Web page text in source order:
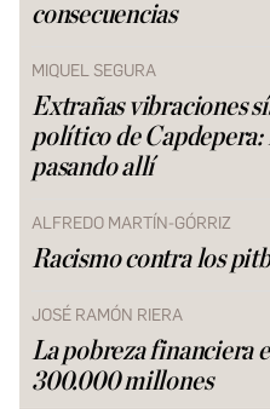
consecuencias
MIQUEL SEGURA
Extrañas vibraciones
político de Capdepera:
pasando allí
ALFREDO MARTÍN-GÓRRIZ
Racismo contra los
JOSÉ RAMÓN RIERA
La pobreza financiera
300.000 millones